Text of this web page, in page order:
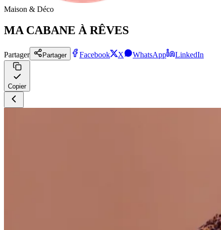
Maison & Déco
MA CABANE À RÊVES
Partager Partager Facebook X WhatsApp LinkedIn
Copier